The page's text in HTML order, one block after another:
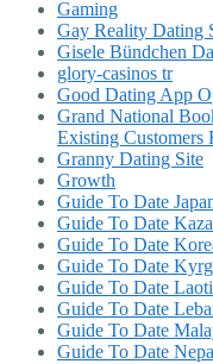
Gaming
Gay Reality Dating
Gisele Bündchen
glory-casinos tr
Good Dating App
Grand National
Existing Customers
Granny Dating Site
Growth
Guide To Date
Guide To Date
Guide To Date
Guide To Date
Guide To Date
Guide To Date
Guide To Date
Guide To Date